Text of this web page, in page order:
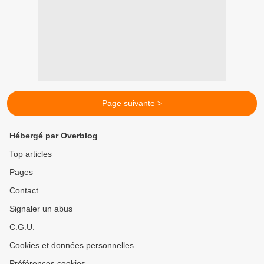
Page suivante >
Hébergé par Overblog
Top articles
Pages
Contact
Signaler un abus
C.G.U.
Cookies et données personnelles